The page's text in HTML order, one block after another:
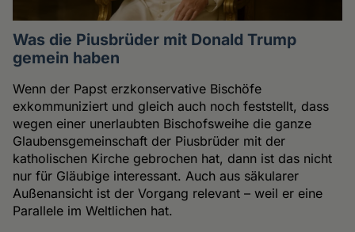
Was die Piusbrüder mit Donald Trump
gemein haben
Wenn der Papst erzkonservative Bischöfe
exkommuniziert und gleich auch noch feststellt, dass
wegen einer unerlaubten Bischofsweihe die ganze
Glaubensgemeinschaft der Piusbrüder mit der
katholischen Kirche gebrochen hat, dann ist das nicht
nur für Gläubige interessant. Auch aus säkularer
Außenansicht ist der Vorgang relevant – weil er eine
Parallele im Weltlichen hat.